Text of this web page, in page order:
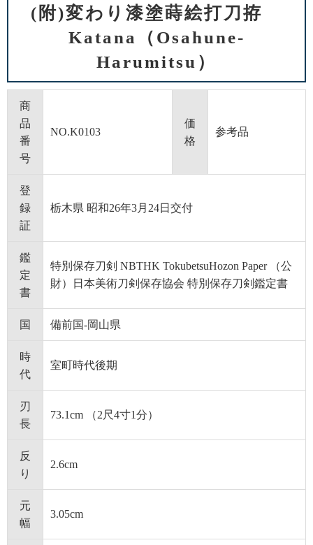
(附)変わり漆塗蒔絵打刀拵
Katana（Osahune-
Harumitsu）
商
品
番
号
NO.K0103
価
格
参考品
登
録
証
栃木県 昭和26年3月24日交付
鑑
定
書
特別保存刀剣 NBTHK TokubetsuHozon Paper （公
財）日本美術刀剣保存協会 特別保存刀剣鑑定書
国 備前国-岡山県
時
代
室町時代後期
刃
長
73.1cm （2尺4寸1分）
反
り
2.6cm
元
幅
3.05cm